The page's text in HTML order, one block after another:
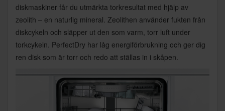
diskmaskiner får du utmärkta torkresultat med hjälp av
zeolith – en naturlig mineral. Zeolithen använder fukten från
diskcykeln och släpper ut den som varm, torr luft under
torkcykeln. PerfectDry har låg energiförbrukning och ger dig
ren disk som är torr och redo att ställas in i skåpen.